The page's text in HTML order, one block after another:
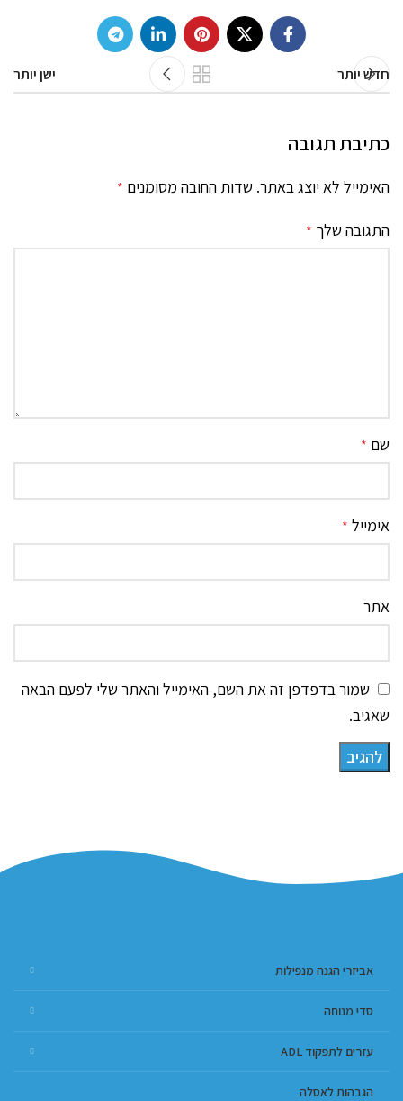
חדש יותר ישן יותר
כתיבת תגובה
האימייל לא יוצג באתר. שדות החובה מסומנים *
התגובה שלך *
שם *
אימייל *
אתר
שמור בדפדפן זה את השם, האימייל והאתר שלי לפעם הבאה
שאגיב.
אביזרי הגנה מנפילות
סדי מנוחה
עזרים לתפקוד ADL
הגבהות לאסלה